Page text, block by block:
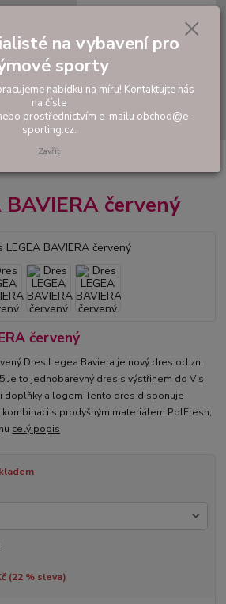
Hledat
0,00 Kč
oblečení
BAVIERA červený
červený
Dres Legea Baviera je nový dres od zn.
Je to jednobarevný dres s výstřihem do V s
doplňky a logem Tento dres disponuje
s prodyšným materiálem PolFresh,
celý popis
(22% sleva)
na vybavení pro
sporty
nabídku na míru! Kontaktujte nás
na čísle
prostřednictvím e-mailu obchod@e-
sporting.cz.
Zavřít